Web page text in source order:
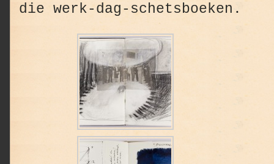
die werk-dag-schetsboeken.